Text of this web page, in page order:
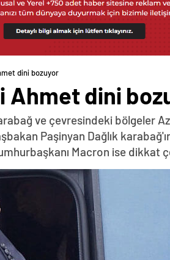
dini bozuyor
Ahmet dini
ve çevresindeki bölgeler
Paşinyan Dağlık
Macron ise dikkat